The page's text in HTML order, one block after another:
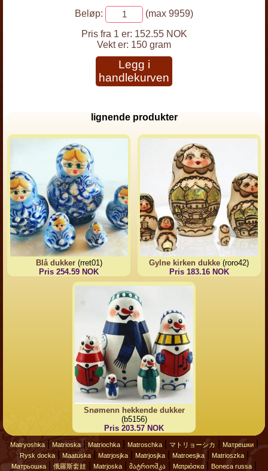
Beløp:
(max 9959)
Pris fra 1 er: 152.55 NOK
Vekt er: 150 gram
Legg i
handlekurven
lignende produkter
Blå dukker(rret01)
Pris 254.59 NOK
Gylne kirken dukke (roro42)
Pris 183.16 NOK
Snømenn hekkende dukker
(b5156)
Pris 203.57 NOK
Matryoshka| Matrioska| Matriochka| Matroschka| マトリョーシカ Матрешки|
Rysk docka| Maatuska| Matrjosjka| Matrjosjka| Matroesjka| Matrioszka|
Матрьошка 俄羅斯套娃 Matrjoska მატრიოშკა Ματριόσκα Boneca russa